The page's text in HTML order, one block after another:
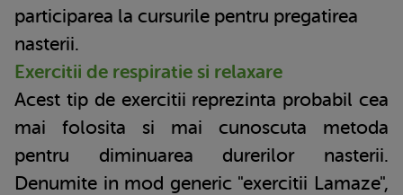
participarea la cursurile pentru pregatirea
nasterii.
Exercitii de respiratie si relaxare
Acest tip de exercitii reprezinta probabil cea
mai folosita si mai cunoscuta metoda
pentru diminuarea durerilor nasterii.
Denumite in mod generic "exercitii Lamaze",